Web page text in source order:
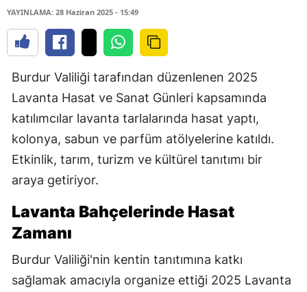
YAYINLAMA: 28 Haziran 2025 - 15:49
Burdur Valiliği tarafından düzenlenen 2025
Lavanta Hasat ve Sanat Günleri kapsamında
katılımcılar lavanta tarlalarında hasat yaptı,
kolonya, sabun ve parfüm atölyelerine katıldı.
Etkinlik, tarım, turizm ve kültürel tanıtımı bir
araya getiriyor.
Lavanta Bahçelerinde Hasat
Zamanı
Burdur Valiliği'nin kentin tanıtımına katkı
sağlamak amacıyla organize ettiği 2025 Lavanta